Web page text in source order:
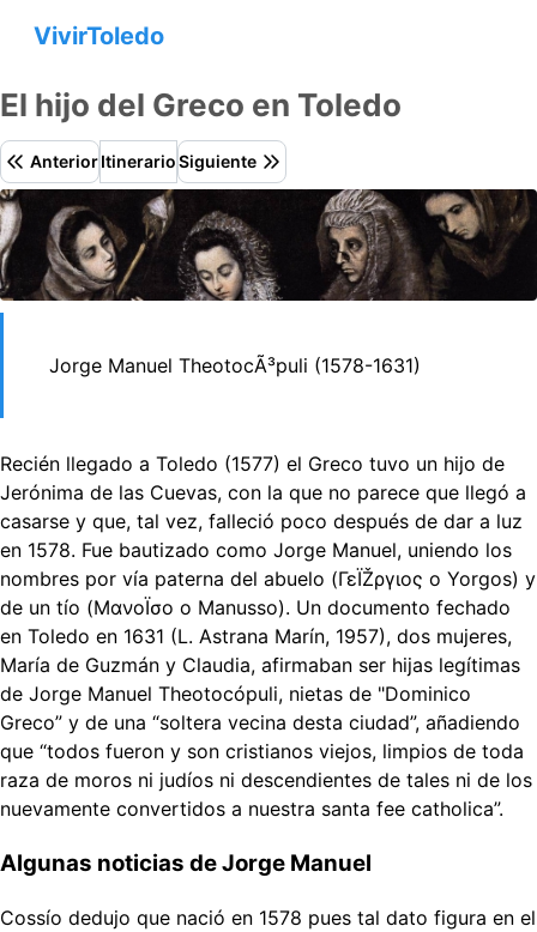
VivirToledo
El hijo del Greco en Toledo
AnteriorItinerarioSiguiente
Jorge Manuel TheotocÃ³puli (1578-1631)
Recién llegado a Toledo (1577) el Greco tuvo un hijo de
Jerónima de las Cuevas, con la que no parece que llegó a
casarse y que, tal vez, falleció poco después de dar a luz
en 1578. Fue bautizado como Jorge Manuel, uniendo los
nombres por vía paterna del abuelo (ΓεÏŽργιος o Yorgos) y
de un tío (ΜανοÏσο o Manusso). Un documento fechado
en Toledo en 1631 (L. Astrana Marín, 1957), dos mujeres,
María de Guzmán y Claudia, afirmaban ser hijas legítimas
de Jorge Manuel Theotocópuli, nietas de "Dominico
Greco” y de una “soltera vecina desta ciudad”, añadiendo
que “todos fueron y son cristianos viejos, limpios de toda
raza de moros ni judíos ni descendientes de tales ni de los
nuevamente convertidos a nuestra santa fee catholica”.
Algunas noticias de Jorge Manuel
Cossío dedujo que nació en 1578 pues tal dato figura en el